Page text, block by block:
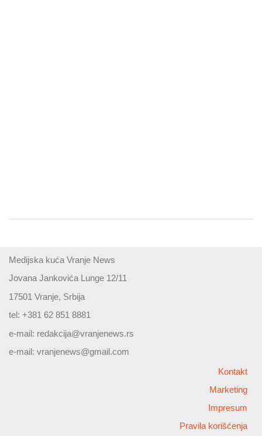
Medijska kuća Vranje News
Jovana Jankovića Lunge 12/11
17501 Vranje, Srbija
tel: +381 62 851 8881
e-mail: redakcija@vranjenews.rs
e-mail: vranjenews@gmail.com
Kontakt
Marketing
Impresum
Pravila korišćenja